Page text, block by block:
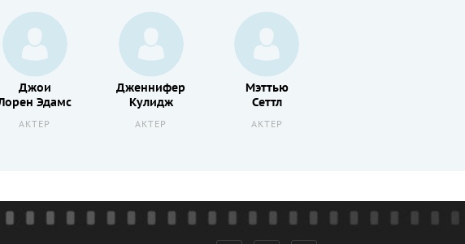
Джои
Эдамс
АКТЕР
Дженнифер
Кулидж
АКТЕР
Мэттью
Сеттл
АКТЕР